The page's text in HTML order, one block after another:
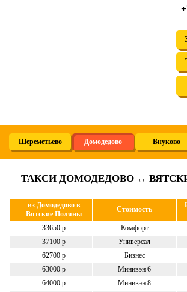
Шереметьево Домодедово Внуково
ТАКСИ ДОМОДЕДОВО ↔
из Домодедово в
Вятские Поляны
Стоимость
33650 р
Комфорт
37100 р
Универсал
62700 р
Бизнес
63000 р
Минивэн 6
64000 р
Минивэн 8